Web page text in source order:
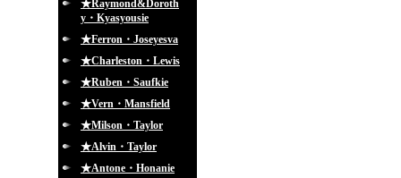
★Raymond&Doroth
y・Kyasyousie
★Ferron・Joseyesva
★Charleston・Lewis
★Ruben・Saufkie
★Vern・Mansfield
★Milson・Taylor
★Alvin・Taylor
★Antone・Honanie